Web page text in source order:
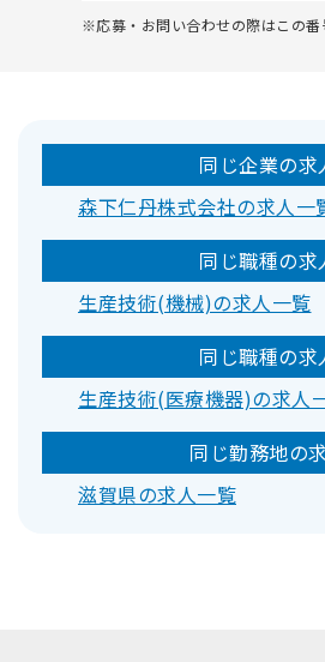
※応募・お問い合わせの際はこの
同じ企業の求
森下仁丹株式会社の求人一
同じ職種の求
生産技術(機械)の求人一覧
同じ職種の求
生産技術(医療機器)の求人
同じ勤務地の
滋賀県の求人一覧